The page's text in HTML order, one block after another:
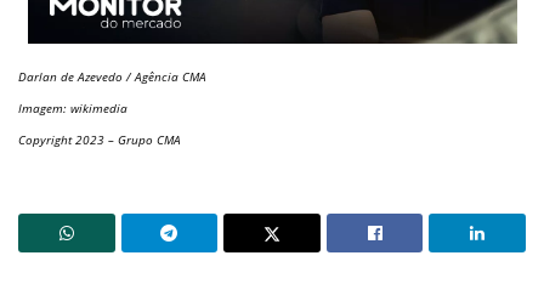
Darlan de Azevedo / Agência CMA
Imagem: wikimedia
Copyright 2023 – Grupo CMA